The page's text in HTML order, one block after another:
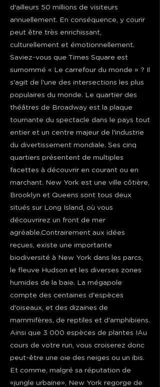
d'ailleurs 50 millions de visiteurs
annuellement. En conséquence, y courir
peut être très enrichissant,
culturellement et émotionnellement.
Saviez-vous que Times Square est
surnommé « Le carrefour du monde » ? Il
s'agit de l'une des intersections les plus
populaires du monde. Le quartier des
théâtres de Broadway est la plaque
tournante du spectacle dans le pays tout
entier et un centre majeur de l'industrie
du divertissement mondiale. Ses cinq
quartiers présentent de multiples
facettes à découvrir en courant ou en
marchant. New York est une ville côtière,
Brooklyn et Queens sont tous deux
situés sur Long Island, où vous
découvrirez un front de mer
agréable.Contrairement aux idées
reçues, existe une importante
biodiversité à New York dans les parcs,
le fleuve Hudson et les diverses zones
humides de la baie. La mégapole
compte des centaines d'espèces
d'oiseaux, et des dizaines de
mammifères, de reptiles et d'amphibiens.
Ainsi que 3 000 espèces de plantes !Au
cours de votre run, vous croiserez donc
peut-être une oie des neiges ou un ibis.
Et comme, malgré sa réputation de
«jungle urbaine», New York regorge de